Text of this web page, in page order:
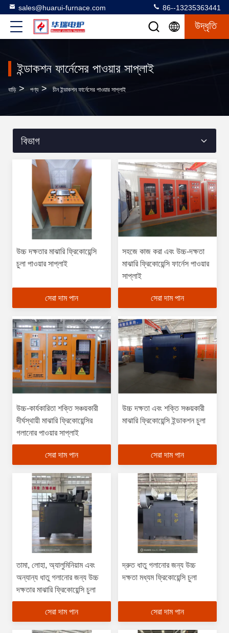
sales@huarui-furnace.com 86--13235363441
উদ্ধৃতি
ইন্ডাকশন ফার্নেসের পাওয়ার সাপ্লাই
বাড়ি > পণ্য > চীন ইন্ডাকশন ফার্নেসের পাওয়ার সাপ্লাই
বিভাগ
উচ্চ দক্ষতার মাঝারি ফ্রিকোয়েন্সি
চুলা পাওয়ার সাপ্লাই
সেরা দাম পান
সহজে কাজ করা এবং উচ্চ-দক্ষতা
মাঝারি ফ্রিকোয়েন্সি ফার্নেস পাওয়ার
সাপ্লাই
সেরা দাম পান
উচ্চ-কার্যকারিতা শক্তি সঞ্চয়কারী
দীর্ঘস্থায়ী মাঝারি ফ্রিকোয়েন্সির
গলানোর পাওয়ার সাপ্লাই
সেরা দাম পান
উচ্চ দক্ষতা এবং শক্তি সঞ্চয়কারী
মাঝারি ফ্রিকোয়েন্সি ইন্ডাকশন চুলা
সেরা দাম পান
তামা, লোহা, অ্যালুমিনিয়াম এবং
অন্যান্য ধাতু গলানোর জন্য উচ্চ
দক্ষতার মাঝারি ফ্রিকোয়েন্সি চুলা
সেরা দাম পান
দ্রুত ধাতু গলানোর জন্য উচ্চ
দক্ষতা মধ্যম ফ্রিকোয়েন্সি চুলা
সেরা দাম পান